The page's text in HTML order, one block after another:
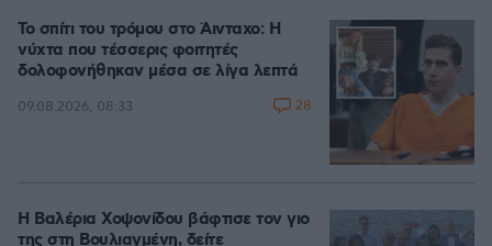
Το σπίτι του τρόμου στο Άινταχο: Η
νύχτα που τέσσερις φοιτητές
δολοφονήθηκαν μέσα σε λίγα λεπτά
09.08.2026, 08:33 28
Η Βαλέρια Χοψονίδου βάφτισε τον γιο
της στη Βουλιαγμένη, δείτε